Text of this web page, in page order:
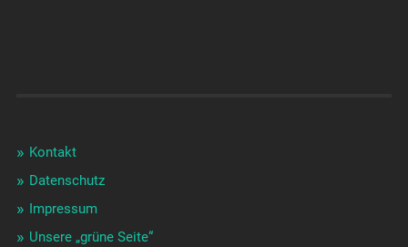
Kontakt
Datenschutz
Impressum
Unsere „grüne Seite“